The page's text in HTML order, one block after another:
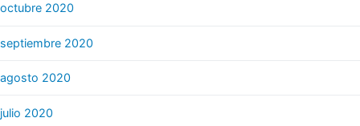
octubre 2020
septiembre 2020
agosto 2020
julio 2020